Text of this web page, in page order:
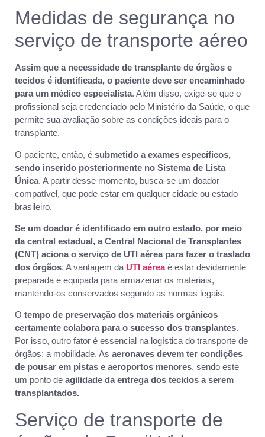
Medidas de segurança no
serviço de transporte aéreo
Assim que a necessidade de transplante de órgãos e
tecidos é identificada, o paciente deve ser encaminhado
para um médico especialista. Além disso, exige-se que o
profissional seja credenciado pelo Ministério da Saúde, o que
permite sua avaliação sobre as condições ideais para o
transplante.
O paciente, então, é submetido a exames específicos,
sendo inserido posteriormente no Sistema de Lista
Única. A partir desse momento, busca-se um doador
compatível, que pode estar em qualquer cidade ou estado
brasileiro.
Se um doador é identificado em outro estado, por meio
da central estadual, a Central Nacional de Transplantes
(CNT) aciona o serviço de UTI aérea para fazer o traslado
dos órgãos. A vantagem da UTI aéreaé estar devidamente
preparada e equipada para armazenar os materiais,
mantendo-os conservados segundo as normas legais.
O tempo de preservação dos materiais orgânicos
certamente colabora para o sucesso dos transplantes.
Por isso, outro fator é essencial na logística do transporte de
órgãos: a mobilidade. As aeronaves devem ter condições
de pousar em pistas e aeroportos menores, sendo este
um ponto de agilidade da entrega dos tecidos a serem
transplantados.
Serviço de transporte de